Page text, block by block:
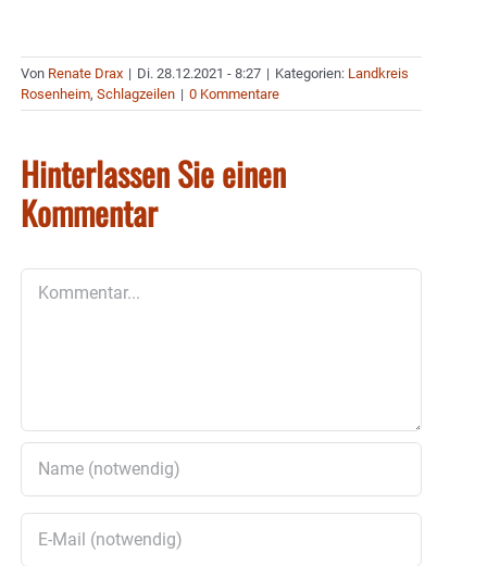
Von Renate Drax | Di. 28.12.2021 - 8:27 | Kategorien: Landkreis
Rosenheim, Schlagzeilen | 0 Kommentare
Hinterlassen Sie einen
Kommentar